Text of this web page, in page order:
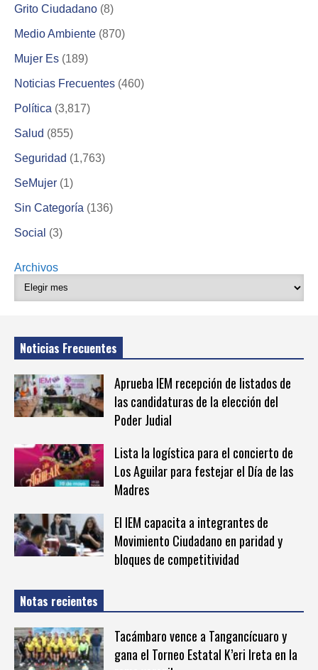
Grito Ciudadano (8)
Medio Ambiente (870)
Mujer Es (189)
Noticias Frecuentes (460)
Política (3,817)
Salud (855)
Seguridad (1,763)
SeMujer (1)
Sin Categoría (136)
Social (3)
Archivos
Noticias Frecuentes
Aprueba IEM recepción de listados de
las candidaturas de la elección del
Poder Judial
Lista la logística para el concierto de
Los Aguilar para festejar el Día de las
Madres
El IEM capacita a integrantes de
Movimiento Ciudadano en paridad y
bloques de competitividad
Notas recientes
Tacámbaro vence a Tangancícuaro y
gana el Torneo Estatal K’eri Ireta en la